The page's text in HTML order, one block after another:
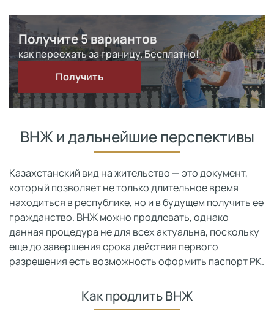
Получите 5 вариантов
как переехать за границу. Бесплатно!
Получить
ВНЖ и дальнейшие перспективы
Казахстанский вид на жительство — это документ,
который позволяет не только длительное время
находиться в республике, но и в будущем получить ее
гражданство. ВНЖ можно продлевать, однако
данная процедура не для всех актуальна, поскольку
еще до завершения срока действия первого
разрешения есть возможность оформить паспорт РК.
Как продлить ВНЖ